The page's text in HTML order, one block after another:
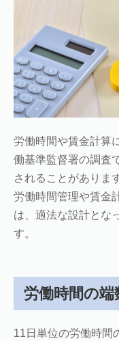
労働時間や賃金計算
働基準監督署の調査
されることがありま
労働時間管理や賃金
は、適法な設計とな
す。
労働時間の端
11日単位の労働時間